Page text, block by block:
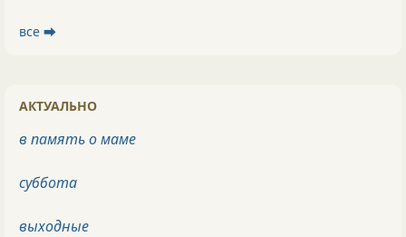
все ⮕
АКТУАЛЬНО
в память о маме
суббота
выходные